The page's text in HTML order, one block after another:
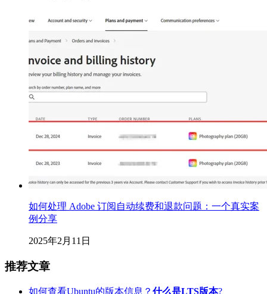
如何处理 Adobe 订阅自动续费和退款问题：一个真实案
例分享
2025年2月11日
推荐文章
如何查看Ubuntu的版本信息？ 什么是LTS版本?